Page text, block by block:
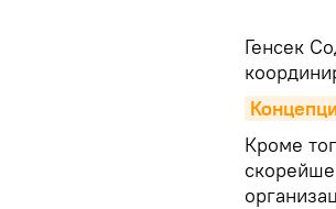
Генсек
Кроме